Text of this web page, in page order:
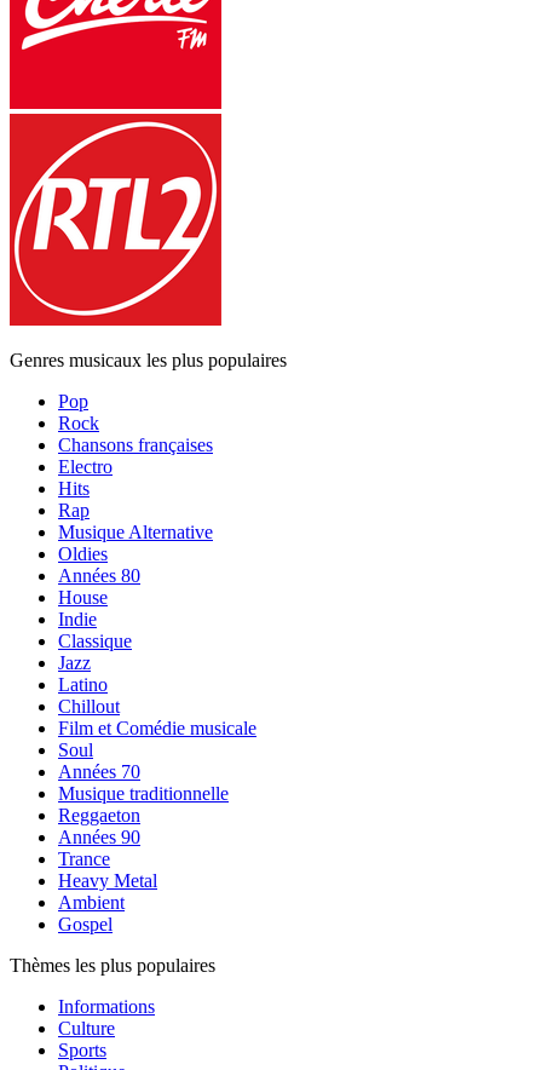
Genres musicaux les plus populaires
Pop
Rock
Chansons françaises
Electro
Hits
Rap
Musique Alternative
Oldies
Années 80
House
Indie
Classique
Jazz
Latino
Chillout
Film et Comédie musicale
Soul
Années 70
Musique traditionnelle
Reggaeton
Années 90
Trance
Heavy Metal
Ambient
Gospel
Thèmes les plus populaires
Informations
Culture
Sports